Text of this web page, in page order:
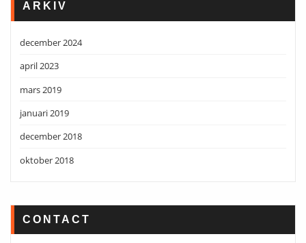
ARKIV
december 2024
april 2023
mars 2019
januari 2019
december 2018
oktober 2018
CONTACT